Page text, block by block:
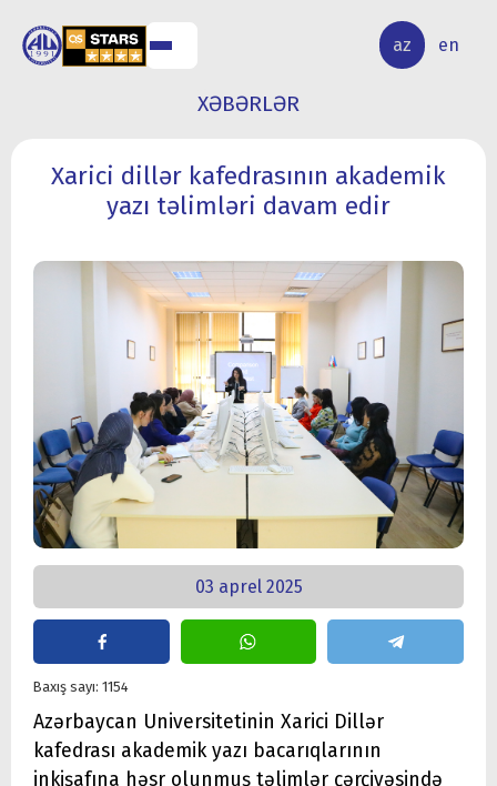
az en
ELMİ
TƏDQİQAT
XƏBƏRLƏR
Xarici dillər kafedrasının akademik
yazı təlimləri davam edir
03 aprel 2025
Baxış sayı: 1154
Azərbaycan Universitetinin Xarici Dillər
kafedrası akademik yazı bacarıqlarının
inkişafına həsr olunmuş təlimlər çərçivəsində